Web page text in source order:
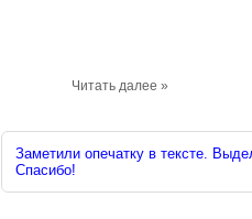
Читать далее »
Заметили опечатку в тексте.
Спасибо!